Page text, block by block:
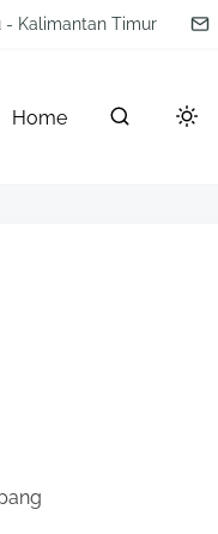
- Kalimantan Timur
Home